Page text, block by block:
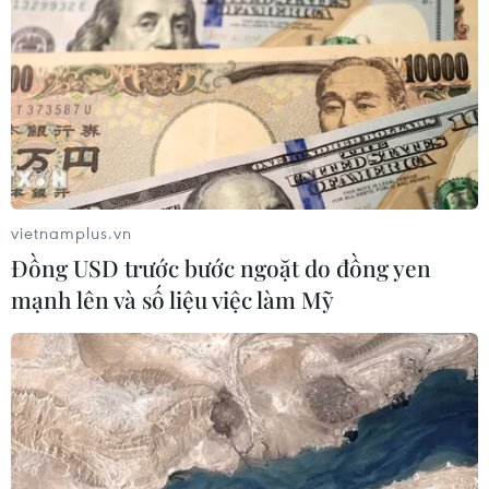
Độ chạm "đáy" trong gần
ba tháng do nhu cầu yếu
Gạo đồ 5% tấm của Ấn Độ được
báo giá ở mức 538-546 USD/tấn
trong tuần này, giảm so với mức
540-548 USD/tấn của tuần trước.
(TTXVN/Vietnam+)
vietnamplus.vn
Đồng USD trước bước ngoặt do đồng yen
mạnh lên và số liệu việc làm Mỹ